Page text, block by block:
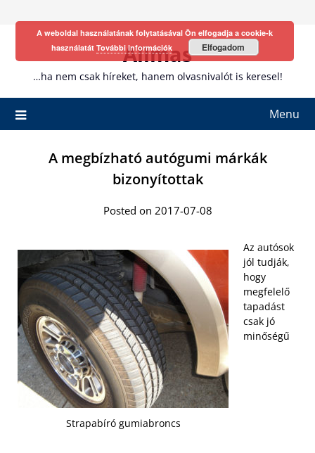
Allmas
…ha nem csak híreket, hanem olvasnivalót is keresel!
Menu
A megbízható autógumi márkák
bizonyítottak
Posted on 2017-07-08
Strapabíró gumiabroncs
Az autósok
jól tudják,
hogy
megfelelő
tapadást
csak jó
minőségű
A weboldal használatának folytatásával Ön elfogadja a cookie-k
használatát További információk Elfogadom